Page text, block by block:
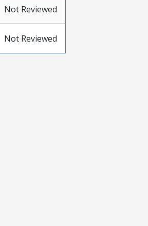
Not Reviewed
Not Reviewed